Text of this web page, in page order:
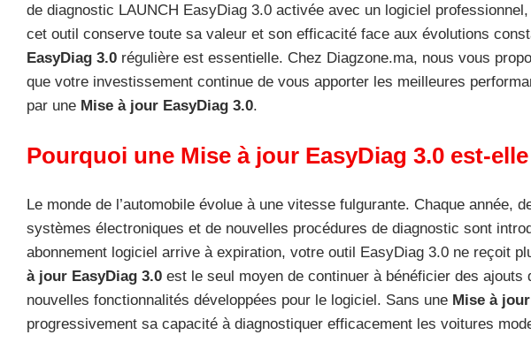
de diagnostic LAUNCH EasyDiag 3.0 activée avec un logiciel
cet outil conserve toute sa valeur et son efficacité face aux évolutions
EasyDiag 3.0 régulière est essentielle. Chez Diagzone.ma, nous vous
que votre investissement continue de vous apporter les meilleures
par une Mise à jour EasyDiag 3.0.
Pourquoi une Mise à jour EasyDiag 3.0 est-
Le monde de l’automobile évolue à une vitesse fulgurante. Chaque année,
systèmes électroniques et de nouvelles procédures de diagnostic sont
abonnement logiciel arrive à expiration, votre outil EasyDiag 3.0 ne reçoit
à jour EasyDiag 3.0 est le seul moyen de continuer à bénéficier des
nouvelles fonctionnalités développées pour le logiciel. Sans une Mise à
progressivement sa capacité à diagnostiquer efficacement les voitures